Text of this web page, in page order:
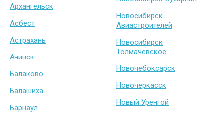
Архангельск
Асбест
Астрахань
Ачинск
Балаково
Балашиха
Барнаул
Новосибирск
Авиастроителей
Новосибирск
Толмачевское
Новочебоксарск
Новочеркасск
Новый Уренгой